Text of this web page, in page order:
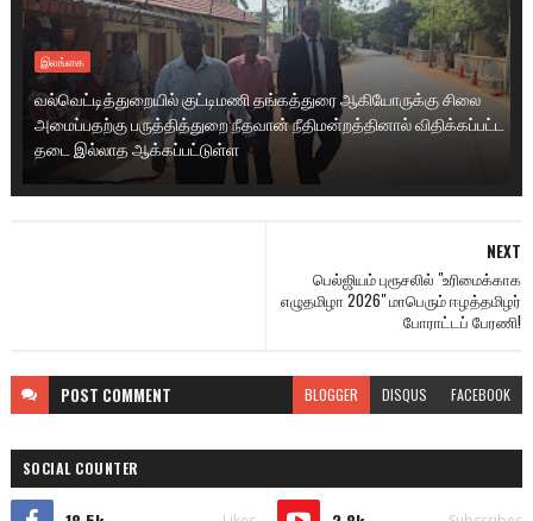
இலங்கை
வல்வெட்டித்துறையில் குட்டிமணி தங்கத்துரை ஆகியோருக்கு சிலை
அமைப்பதற்கு பருத்தித்துறை நீதவான் நீதிமன்றத்தினால் விதிக்கப்பட்ட
தடை இல்லாத ஆக்கப்பட்டுள்ள
NEXT
பெல்ஜியம் புரூசலில் "உரிமைக்காக
எழுதமிழா 2026" மாபெரும் ஈழத்தமிழர்
போராட்டப் பேரணி!
POST COMMENT BLOGGER DISQUS FACEBOOK
SOCIAL COUNTER